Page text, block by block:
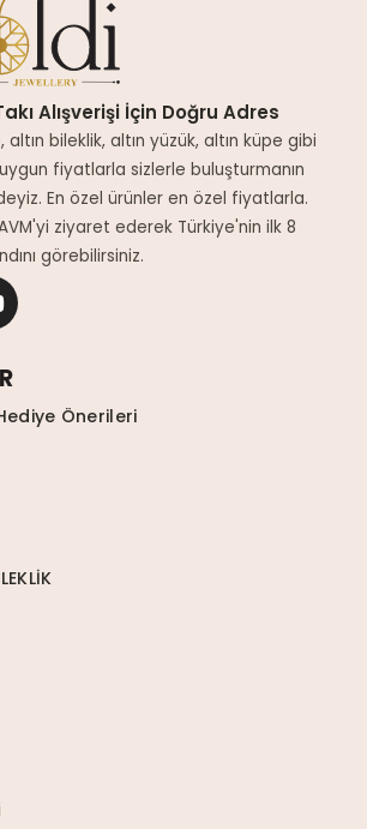
Alışverişi İçin Doğru Adres
altın bileklik, altın yüzük, altın küpe gibi
fiyatlarla sizlerle buluşturmanın
En özel ürünler en özel fiyatlarla.
ziyaret ederek Türkiye'nin ilk 8
görebilirsiniz.
Önerileri